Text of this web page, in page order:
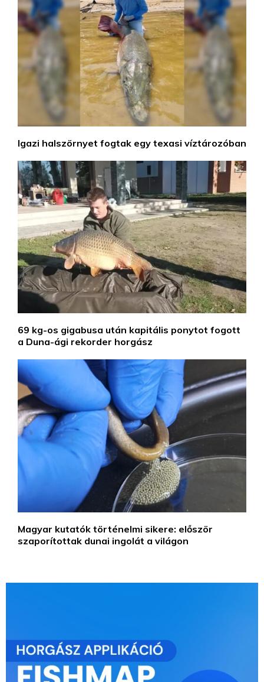
Igazi halszörnyet fogtak egy texasi víztározóban
69 kg-os gigabusa után kapitális ponytot fogott
a Duna-ági rekorder horgász
Magyar kutatók történelmi sikere: először
szaporítottak dunai ingolát a világon